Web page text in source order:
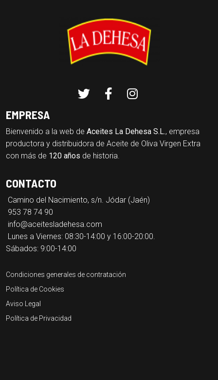
EMPRESA
Bienvenido a la web de Aceites La Dehesa S.L., empresa
productora y distribuidora de Aceite de Oliva Virgen Extra
con más de 120 años de historia.
CONTACTO
Camino del Nacimiento, s/n. Jódar (Jaén)
953 78 74 90
info@aceitesladehesa.com
Lunes a Viernes: 08:30-14:00 y 16:00-20:00.
Sábados: 9:00-14:00
Condiciones generales de contratación
Política de Cookies
Aviso Legal
Política de Privacidad